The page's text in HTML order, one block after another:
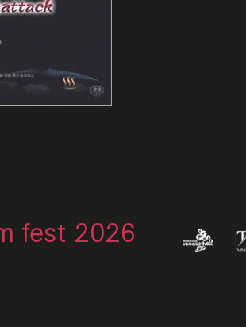
fest 2026